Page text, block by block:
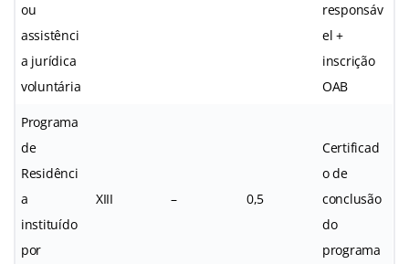
ou
assistênci
a jurídica
voluntária
responsáv
el +
inscrição
OAB
Programa
de
Residênci
a
instituído
por
XIII – 0,5
Certificad
o de
conclusão
do
programa